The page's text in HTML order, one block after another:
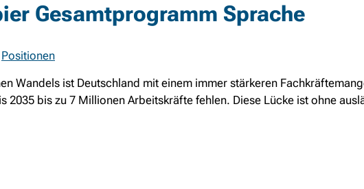
Gesamtprogramm Sprache
Positionen
Wandels ist Deutschland mit einem immer stärkeren
2035 bis zu 7 Millionen Arbeitskräfte fehlen. Diese Lücke ist ohne